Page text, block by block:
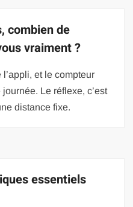
combien de
vraiment ?
et le compteur
Le réflexe, c’est
distance fixe.
essentiels